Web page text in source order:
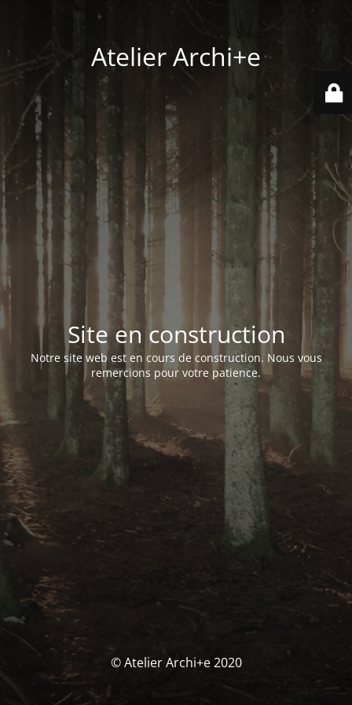
Atelier Archi+e
Site en construction
Notre site web est en cours de construction. Nous vous
remercions pour votre patience.
© Atelier Archi+e 2020